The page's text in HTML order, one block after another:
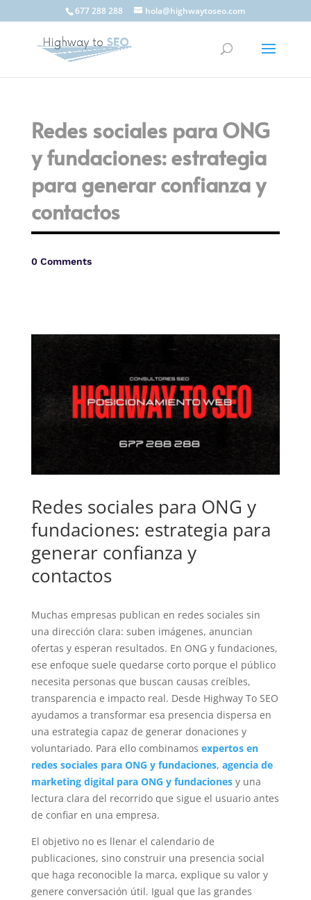
677 288 288 hola@highwaytoseo.com
Redes sociales para ONG
y fundaciones: estrategia
para generar confianza y
contactos
0 Comments
Redes sociales para ONG y
fundaciones: estrategia para
generar confianza y
contactos
Muchas empresas publican en redes sociales sin
una dirección clara: suben imágenes, anuncian
ofertas y esperan resultados. En ONG y fundaciones,
ese enfoque suele quedarse corto porque el público
necesita personas que buscan causas creíbles,
transparencia e impacto real. Desde Highway To SEO
ayudamos a transformar esa presencia dispersa en
una estrategia capaz de generar donaciones y
voluntariado. Para ello combinamos expertos en
redes sociales para ONG y fundaciones, agencia de
marketing digital para ONG y fundacionesy una
lectura clara del recorrido que sigue el usuario antes
de confiar en una empresa.
El objetivo no es llenar el calendario de
publicaciones, sino construir una presencia social
que haga reconocible la marca, explique su valor y
genere conversación útil. Igual que las grandes